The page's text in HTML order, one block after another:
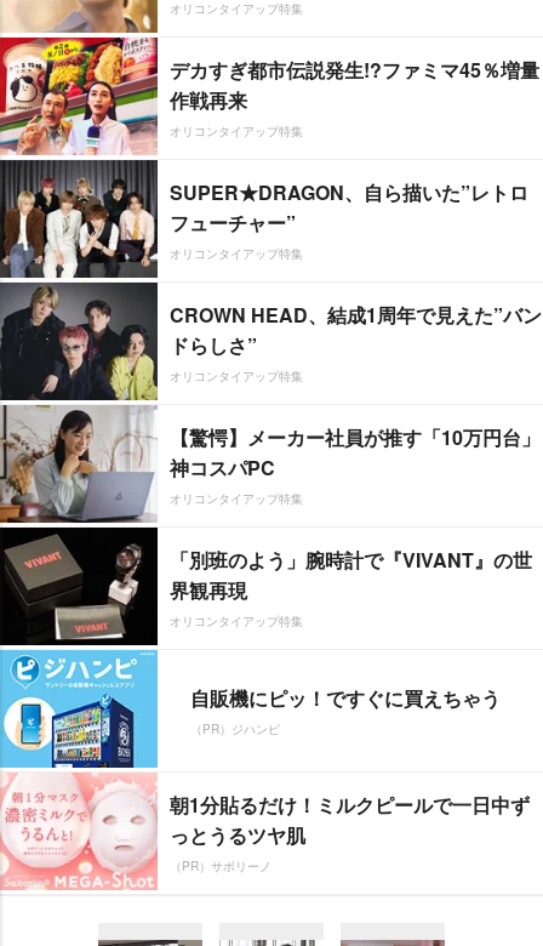
オリコンタイアップ特集
デカすぎ都市伝説発生!?ファミマ45％増量
作戦再来
オリコンタイアップ特集
SUPER★DRAGON、自ら描いた”レトロ
フューチャー”
オリコンタイアップ特集
CROWN HEAD、結成1周年で見えた”バン
ドらしさ”
オリコンタイアップ特集
【驚愕】メーカー社員が推す「10万円台」
神コスパPC
オリコンタイアップ特集
「別班のよう」腕時計で『VIVANT』の世
界観再現
オリコンタイアップ特集
自販機にピッ！ですぐに買えちゃう
（PR）ジハンピ
朝1分貼るだけ！ミルクピールで一日中ず
っとうるツヤ肌
（PR）サボリーノ